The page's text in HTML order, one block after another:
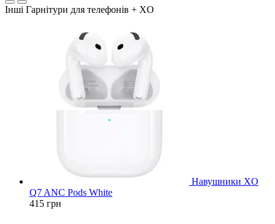
Інші Гарнітури для телефонів + XO
Навушники XO
Q7 ANC Pods White
415 грн